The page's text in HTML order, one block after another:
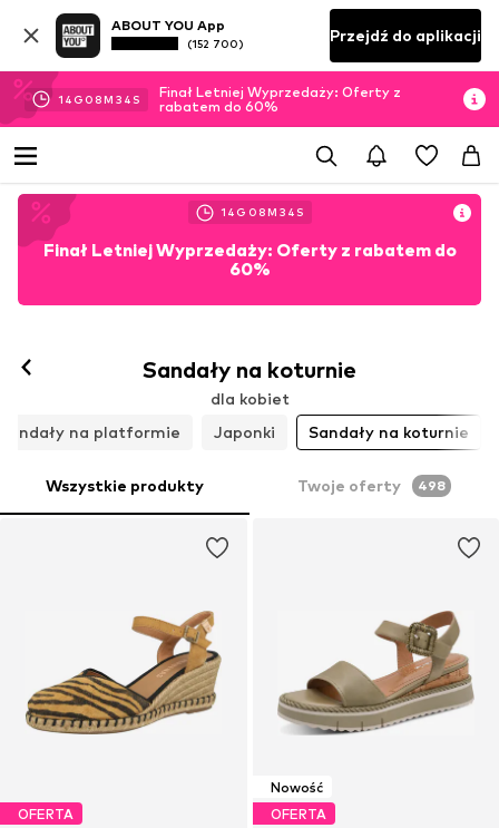
ABOUT YOU App
(152 700) Przejdź do aplikacji
14 G 08M 32 S
Finał Letniej Wyprzedaży: Oferty z
rabatem do 60%
14 G 08M 32 S
Finał Letniej Wyprzedaży: Oferty z rabatem do
60%
Sandały na koturnie
dla kobiet
Sandały na platformie
Japonki Sandały na koturnie
Wszystkie produkty Twoje oferty 498
OFERTA
Nowość
OFERTA